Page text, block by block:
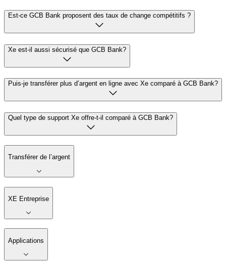
Est-ce GCB Bank proposent des taux de change compétitifs ?
Xe est-il aussi sécurisé que GCB Bank?
Puis-je transférer plus d’argent en ligne avec Xe comparé à GCB Bank?
Quel type de support Xe offre-t-il comparé à GCB Bank?
Transférer de l’argent
XE Entreprise
Applications